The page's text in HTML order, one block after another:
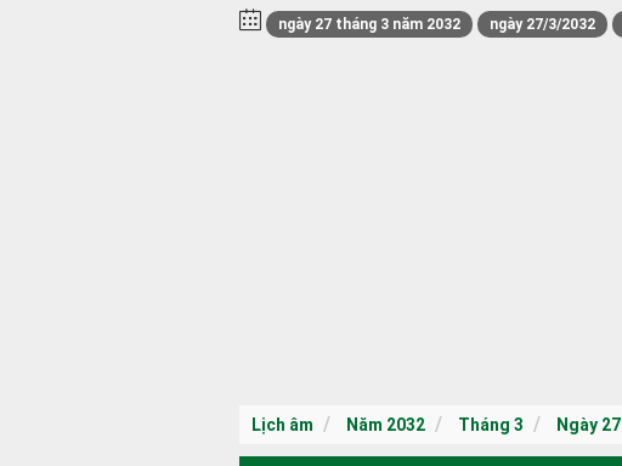
ngày 27 tháng 3 năm 2032 ngày 27/3/2032
Lịch âm Năm 2032 Tháng 3 Ngày 27